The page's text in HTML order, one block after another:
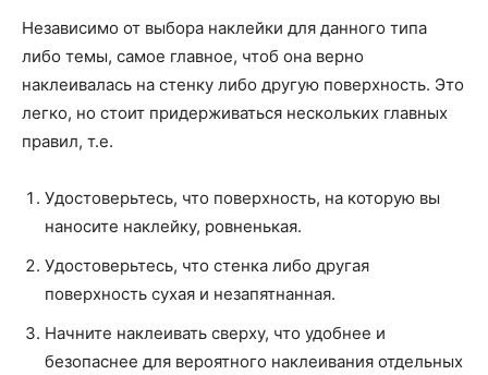
Независимо от выбора наклейки для данного типа
либо темы, самое главное, чтоб она верно
наклеивалась на стенку либо другую поверхность. Это
легко, но стоит придерживаться нескольких главных
правил, т.е.
Удостоверьтесь, что поверхность, на которую вы
наносите наклейку, ровненькая.
Удостоверьтесь, что стенка либо другая
поверхность сухая и незапятнанная.
Начните наклеивать сверху, что удобнее и
безопаснее для вероятного наклеивания отдельных